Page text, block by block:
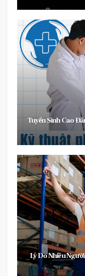
Tuyển Sinh Cao
Lý Do Nhiều